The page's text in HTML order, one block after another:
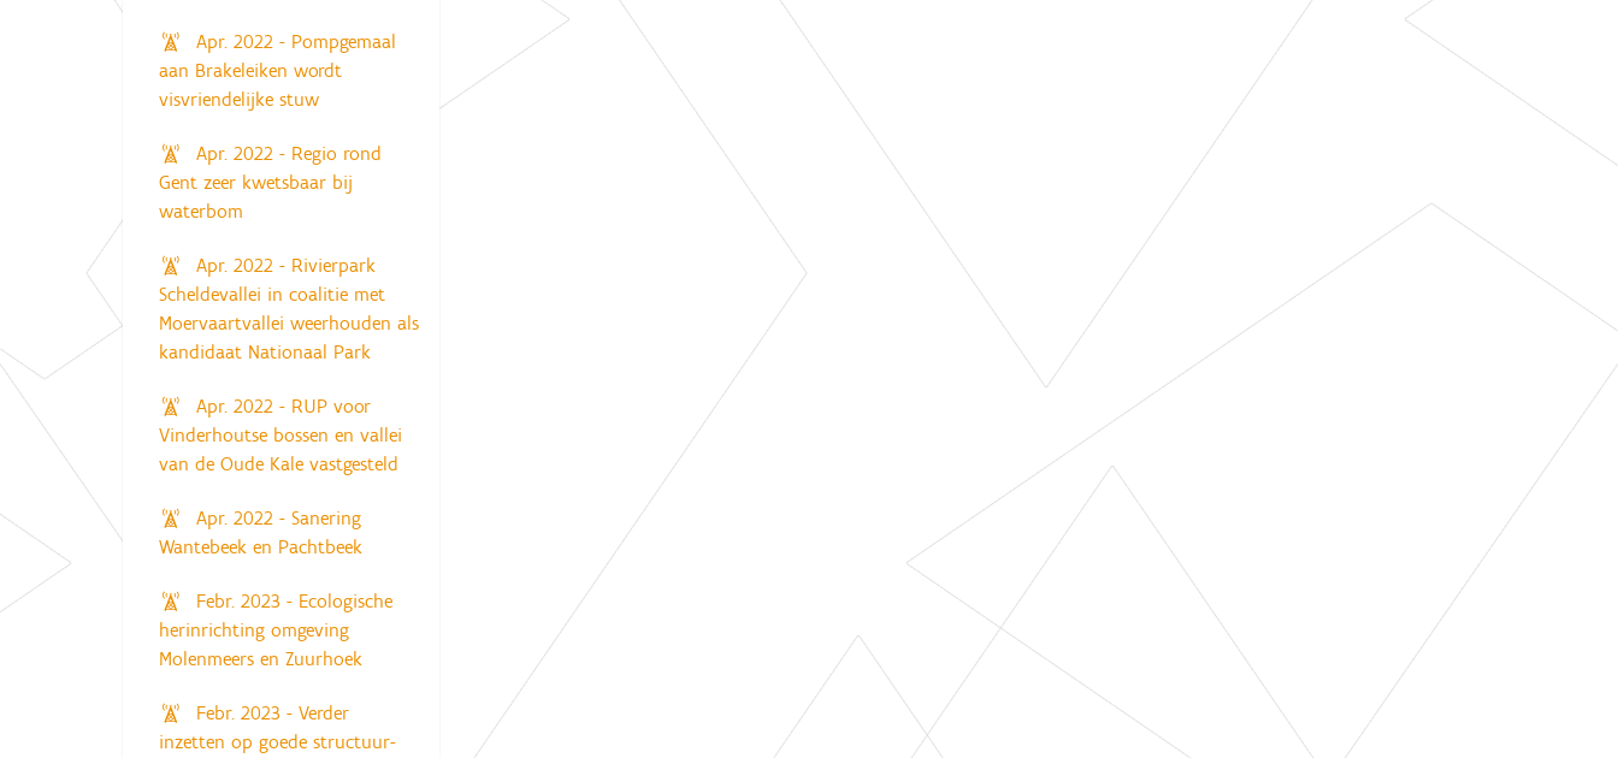
Apr. 2022 - Pompgemaal
aan Brakeleiken wordt
visvriendelijke stuw
Apr. 2022 - Regio rond
Gent zeer kwetsbaar bij
waterbom
Apr. 2022 - Rivierpark
Scheldevallei in coalitie met
Moervaartvallei weerhouden als
kandidaat Nationaal Park
Apr. 2022 - RUP voor
Vinderhoutse bossen en vallei
van de Oude Kale vastgesteld
Apr. 2022 - Sanering
Wantebeek en Pachtbeek
Febr. 2023 - Ecologische
herinrichting omgeving
Molenmeers en Zuurhoek
Febr. 2023 - Verder
inzetten op goede structuur-